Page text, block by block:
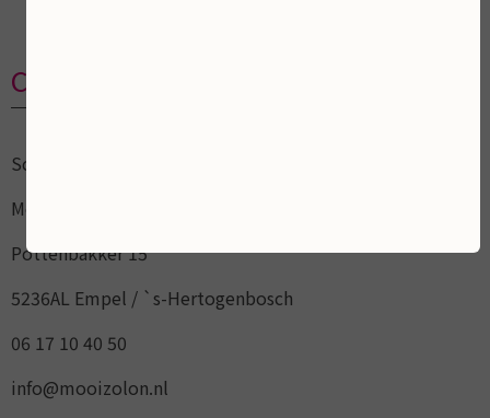
Contactgegevens
Schoonheidsalon
Mooi ZoLon
Pottenbakker 15
5236AL Empel / `s-Hertogenbosch
06 17 10 40 50
info@mooizolon.nl